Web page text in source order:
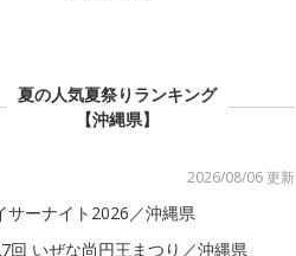
夏の人気夏祭りランキング
【沖縄県】
2026/08/06 更新
サーナイト2026／沖縄県
回 いぜな尚円王まつり／沖縄県